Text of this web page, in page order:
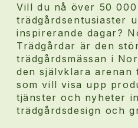
Vill du nå över 50 000
trädgårdsentusiaster
inspirerande dagar?
Trädgårdar är den
trädgårdsmässan i
den självklara arenan
som vill visa upp
tjänster och nyheter
trädgårdsdesign och